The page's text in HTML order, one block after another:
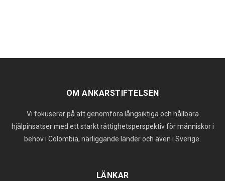
OM ANKARSTIFTELSEN
Vi fokuserar på att genomföra långsiktiga och hållbara
hjälpinsatser med ett starkt rättighetsperspektiv för människor i
behov i Colombia, närliggande länder och även i Sverige.
LÄNKAR